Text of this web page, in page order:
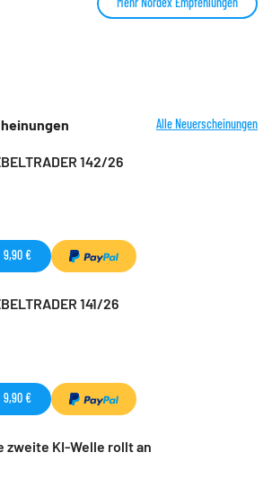
Alle Neuerscheinungen
142/26
9,90 €
141/26
9,90 €
zweite KI-Welle rollt an